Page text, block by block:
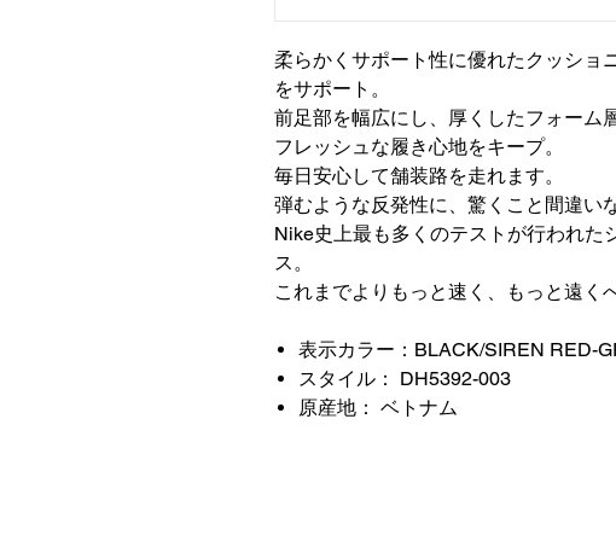
柔らかくサポート性に優れたクッショ
をサポート。
前足部を幅広にし、厚くしたフォーム
フレッシュな履き心地をキープ。
毎日安心して舗装路を走れます。
弾むような反発性に、驚くこと間違い
Nike史上最も多くのテストが行われた
ス。
これまでよりもっと速く、もっと遠く
表示カラー：BLACK/SIREN RED-
スタイル： DH5392-003
原産地： ベトナム